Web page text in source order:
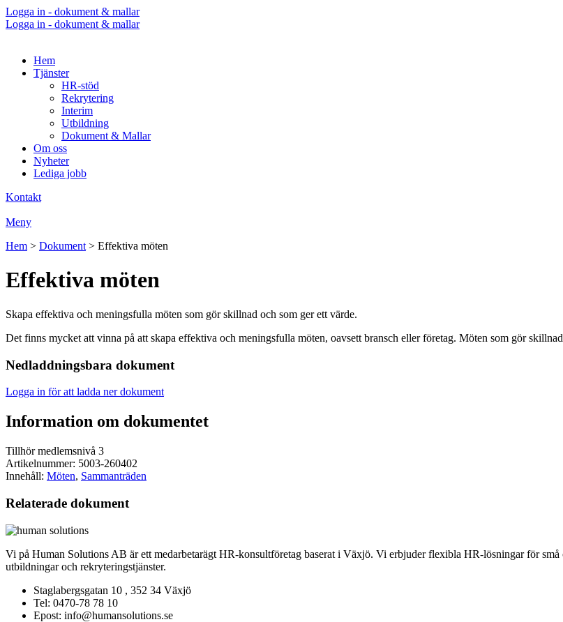
Logga in - dokument & mallar
Logga in - dokument & mallar
Hem
Tjänster
HR-stöd
Rekrytering
Interim
Utbildning
Dokument & Mallar
Om oss
Nyheter
Lediga jobb
Kontakt
Meny
Hem > Dokument > Effektiva möten
Effektiva möten
Skapa effektiva och meningsfulla möten som gör skillnad och som ger ett värde.
Det finns mycket att vinna på att skapa effektiva och meningsfulla möten, oavsett bransch eller företag. Möten som gör
Nedladdningsbara dokument
Logga in för att ladda ner dokument
Information om dokumentet
Tillhör medlemsnivå 3
Artikelnummer: 5003-260402
Innehåll: Möten, Sammanträden
Relaterade dokument
Vi på Human Solutions AB är ett medarbetarägt HR-konsultföretag baserat i Växjö. Vi erbjuder flexibla HR-lösningar för
utbildningar och rekryteringstjänster.
Staglabergsgatan 10 , 352 34 Växjö
Tel: 0470-78 78 10
Epost: info@humansolutions.se